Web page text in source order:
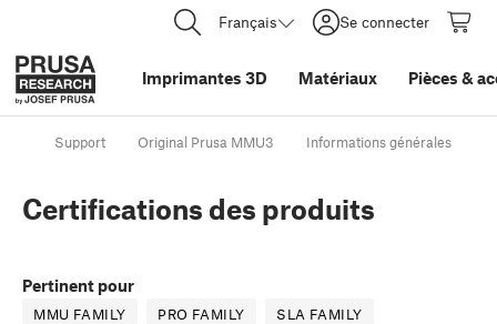
Français Se connecter
Imprimantes 3D Matériaux Pièces &
Support Original Prusa MMU3 Informations générales
Certifications des produits
Pertinent pour
MMU FAMILY PRO FAMILY
SLA FAMILY